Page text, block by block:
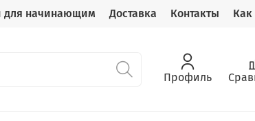
для начинающим Доставка Контакты Как
Профиль